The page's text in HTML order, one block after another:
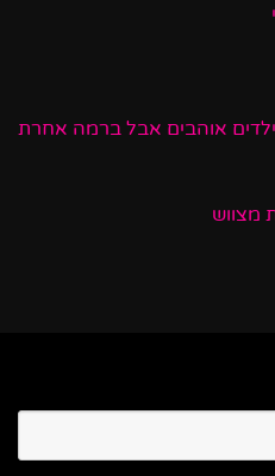
אוהבים אבל ברמה אחרת
מצווש